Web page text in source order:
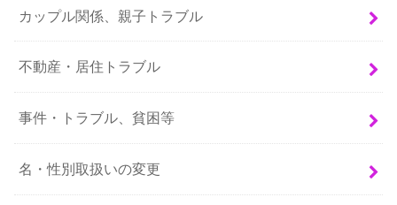
カップル関係、親子トラブル
不動産・居住トラブル
事件・トラブル、貧困等
名・性別取扱いの変更